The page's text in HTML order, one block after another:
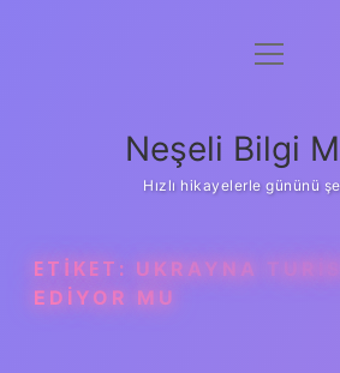
Anasayfa
Yasal Uyarı
menüyü
Neşeli Bilgi
Hızlı hikayelerle gününü
ETIKET: UKRAYNA
EDIYOR MU